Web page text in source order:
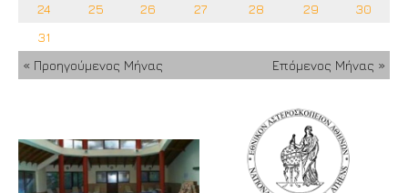
24
25 26 27 28 29
30
31
« Προηγούμενος Μήνας
Επόμενος Μήνας »